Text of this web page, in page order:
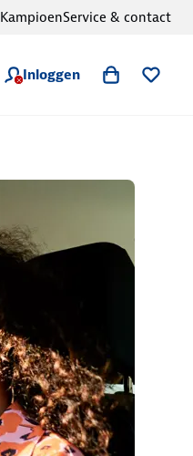
Inloggen
KampioenService & contact